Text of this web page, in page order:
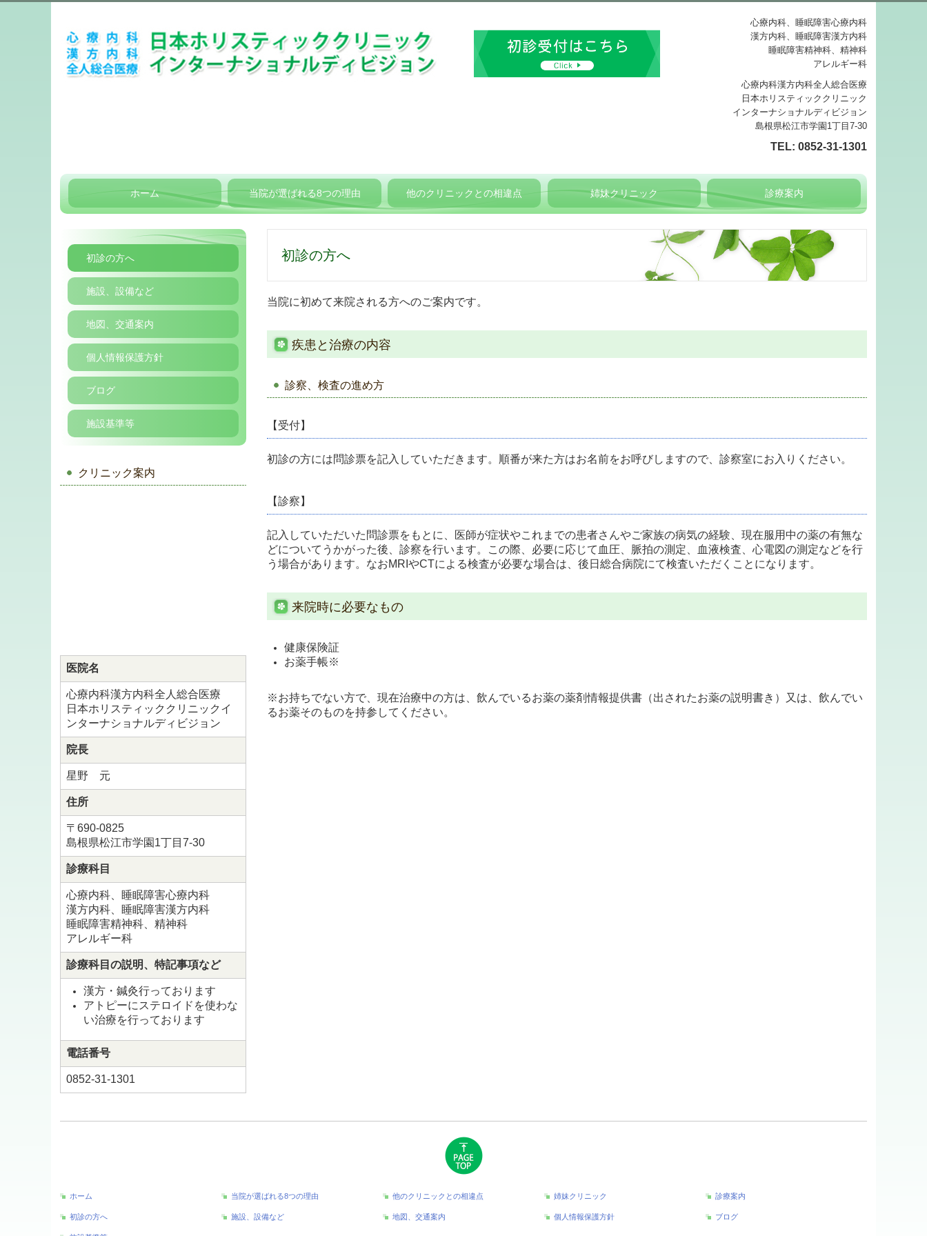
心療内科、睡眠障害心療内科
漢方内科、睡眠障害漢方内科
睡眠障害精神科、精神科
アレルギー科
心療内科漢方内科全人総合医療
日本ホリスティッククリニック
インターナショナルディビジョン
島根県松江市学園1丁目7-30
TEL: 0852-31-1301
ホーム 当院が選ばれる8つの理由 他のクリニックとの相違点 姉妹クリニック 診療案内
初診の方へ
施設、設備など
地図、交通案内
個人情報保護方針
ブログ
施設基準等
クリニック案内
医院名
心療内科漢方内科全人総合医療
日本ホリスティッククリニックイ
ンターナショナルディビジョン
院長
星野 元
住所
〒690-0825
島根県松江市学園1丁目7-30
診療科目
心療内科、睡眠障害心療内科
漢方内科、睡眠障害漢方内科
睡眠障害精神科、精神科
アレルギー科
診療科目の説明、特記事項など
漢方・鍼灸行っております
アトピーにステロイドを使わな
い治療を行っております
電話番号
0852-31-1301
初診の方へ
当院に初めて来院される方へのご案内です。
疾患と治療の内容
診察、検査の進め方
【受付】
初診の方には問診票を記入していただきます。順番が来た方はお名前をお呼びしますので、診察室にお入りください。
【診察】
記入していただいた問診票をもとに、医師が症状やこれまでの患者さんやご家族の病気の経験、現在服用中の薬の有無な
どについてうかがった後、診察を行います。この際、必要に応じて血圧、脈拍の測定、血液検査、心電図の測定などを行
う場合があります。なおMRIやCTによる検査が必要な場合は、後日総合病院にて検査いただくことになります。
来院時に必要なもの
健康保険証
お薬手帳※
※お持ちでない方で、現在治療中の方は、飲んでいるお薬の薬剤情報提供書（出されたお薬の説明書き）又は、飲んでい
るお薬そのものを持参してください。
ホーム 当院が選ばれる8つの理由 他のクリニックとの相違点 姉妹クリニック 診療案内
初診の方へ 施設、設備など 地図、交通案内 個人情報保護方針 ブログ